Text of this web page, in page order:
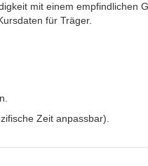
mit einem empfindlichen
für Träger.
Zeit anpassbar).